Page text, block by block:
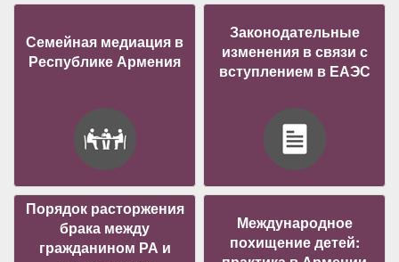
Семейная медиация в
Республике Армения
Законодательные
изменения в связи с
вступлением в ЕАЭС
Порядок расторжения
брака между
гражданином РА и
Международное
похищение детей: